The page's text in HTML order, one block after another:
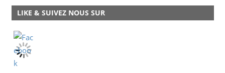
LIKE & SUIVEZ NOUS SUR